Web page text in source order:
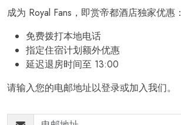
成为 Royal Fans，即赏帝都酒店独家优惠：
免费拨打本地电话
指定住宿计划额外优惠
延迟退房时间至 13:00
请输入您的电邮地址以登录或加入我们。